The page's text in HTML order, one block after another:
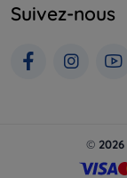
Suivez-nous
© 2026